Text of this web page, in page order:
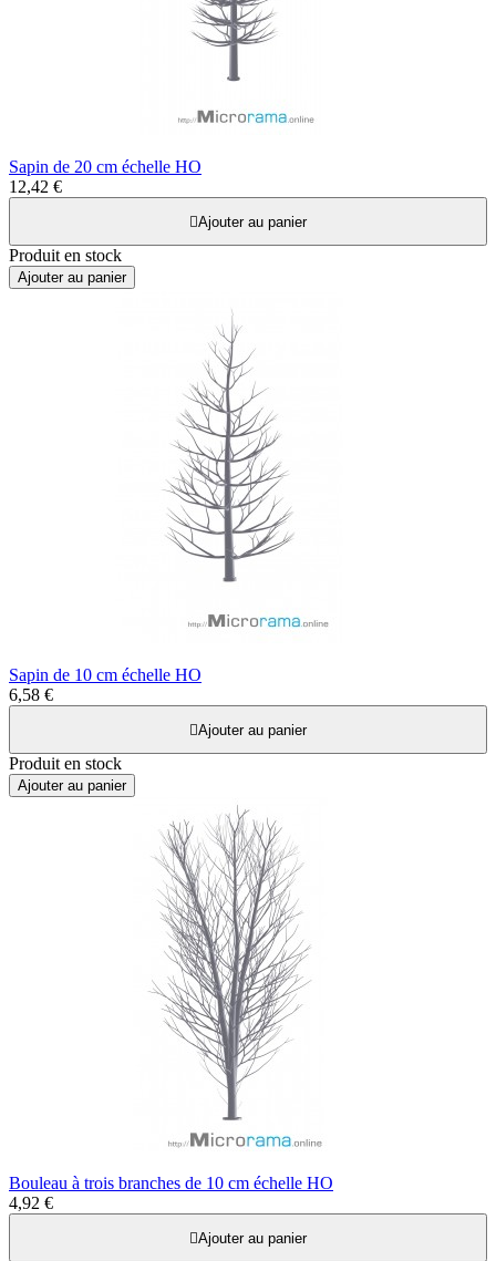
Sapin de 20 cm échelle HO
12,42 €
Ajouter au panier
Produit en stock
Ajouter au panier
Sapin de 10 cm échelle HO
6,58 €
Ajouter au panier
Produit en stock
Ajouter au panier
Bouleau à trois branches de 10 cm échelle HO
4,92 €
Ajouter au panier